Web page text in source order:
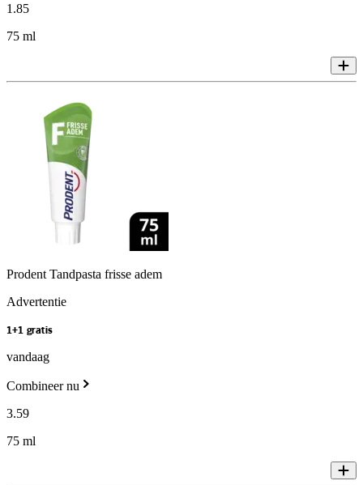
1.85
75 ml
Prodent Tandpasta frisse adem
Advertentie
1+1 gratis
vandaag
Combineer nu
3.59
75 ml